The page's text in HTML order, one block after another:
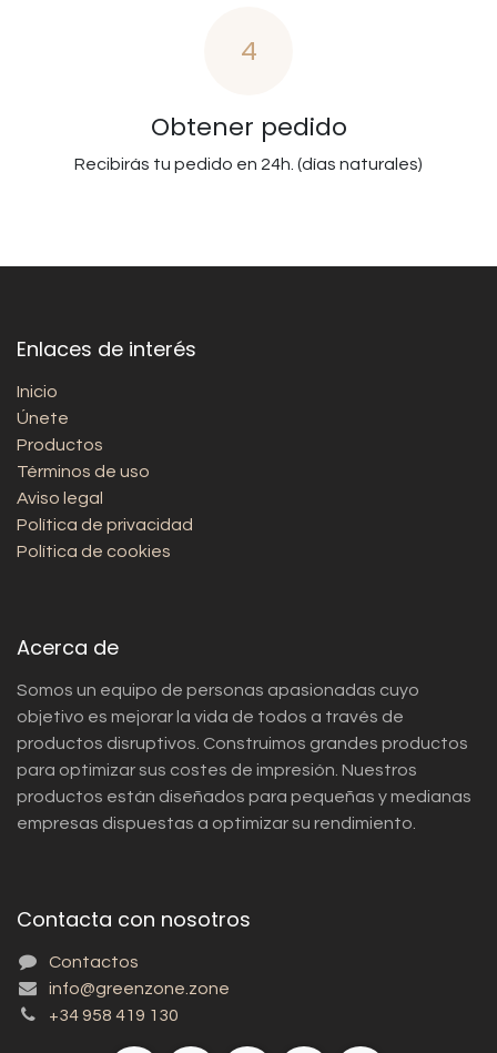
4
Obtener pedido
Recibirás tu pedido en 24h. (días naturales)
Enlaces de interés
Inicio
Únete
Productos
Términos de uso
Aviso legal
Política de privacidad
Política de cookies
Acerca de
Somos un equipo de personas apasionadas cuyo
objetivo es mejorar la vida de todos a través de
productos disruptivos. Construimos grandes productos
para optimizar sus costes de impresión. Nuestros
productos están diseñados para pequeñas y medianas
empresas dispuestas a optimizar su rendimiento.
Contacta con nosotros
Contactos
info@greenzone.zone
+34 958 419 130